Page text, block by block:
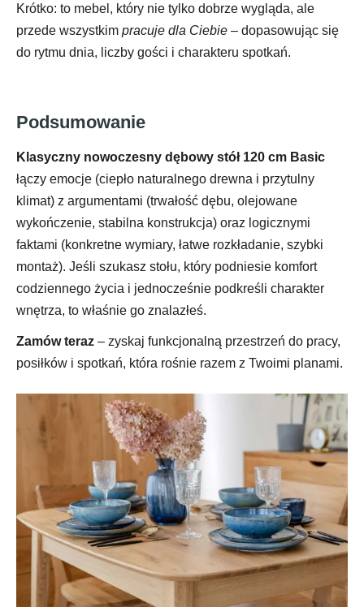
Krótko: to mebel, który nie tylko dobrze wygląda, ale
przede wszystkim pracuje dla Ciebie – dopasowując się
do rytmu dnia, liczby gości i charakteru spotkań.
Podsumowanie
Klasyczny nowoczesny dębowy stół 120 cm Basic
łączy emocje (ciepło naturalnego drewna i przytulny
klimat) z argumentami (trwałość dębu, olejowane
wykończenie, stabilna konstrukcja) oraz logicznymi
faktami (konkretne wymiary, łatwe rozkładanie, szybki
montaż). Jeśli szukasz stołu, który podniesie komfort
codziennego życia i jednocześnie podkreśli charakter
wnętrza, to właśnie go znalazłeś.
Zamów teraz – zyskaj funkcjonalną przestrzeń do pracy,
posiłków i spotkań, która rośnie razem z Twoimi planami.